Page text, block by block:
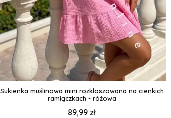
Sukienka muślinowa mini rozkloszowana na cienkich
ramiączkach - różowa
89,99 zł